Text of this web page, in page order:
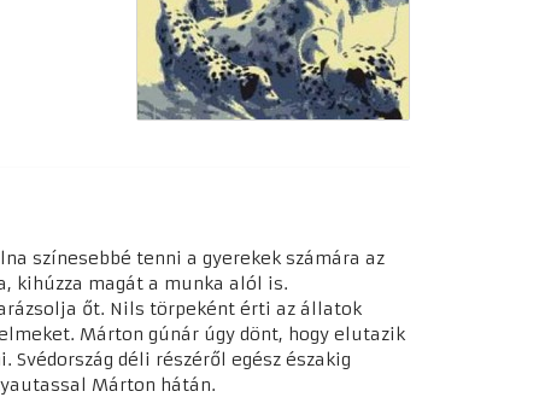
színesebbé tenni a gyerekek számára az
kihúzza magát a munka alól is.
őt. Nils törpeként érti az állatok
Márton gúnár úgy dönt, hogy elutazik
déli részéről egész északig
Márton hátán.